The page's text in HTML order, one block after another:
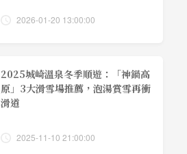
2026-01-20 13:00:00
2025城崎溫泉冬季順遊：「神鍋高
原」3大滑雪場推薦，泡湯賞雪再衝
滑道
2025-11-10 21:00:00